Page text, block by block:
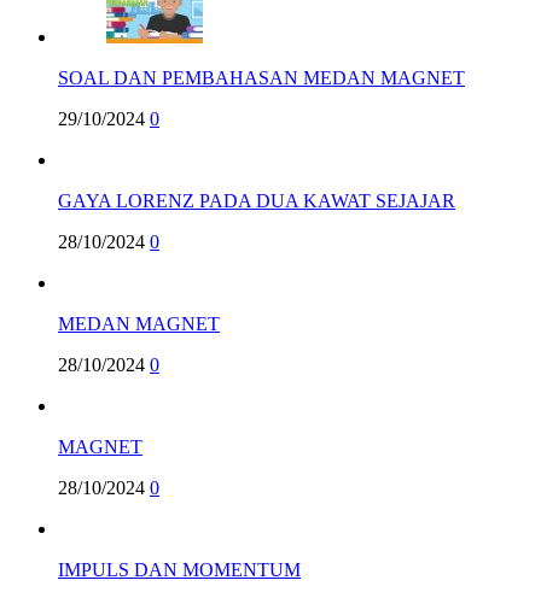
SOAL DAN PEMBAHASAN MEDAN MAGNET
29/10/2024 0
GAYA LORENZ PADA DUA KAWAT SEJAJAR
28/10/2024 0
MEDAN MAGNET
28/10/2024 0
MAGNET
28/10/2024 0
IMPULS DAN MOMENTUM